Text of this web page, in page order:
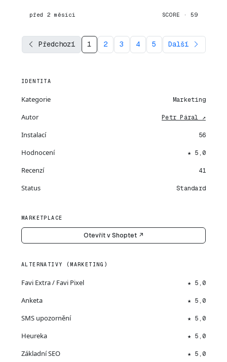
před 2 měsíci SCORE · 59
Předchozí 1 2 3 4 5 Další
IDENTITA
Kategorie Marketing
Autor Petr Páral ↗
Instalací 56
Hodnocení ★ 5,0
Recenzí 41
Status Standard
MARKETPLACE
Otevřít v Shoptet ↗
ALTERNATIVY (MARKETING)
Favi Extra / Favi Pixel ★ 5,0
Anketa ★ 5,0
SMS upozornění ★ 5,0
Heureka ★ 5,0
Základní SEO ★ 5,0